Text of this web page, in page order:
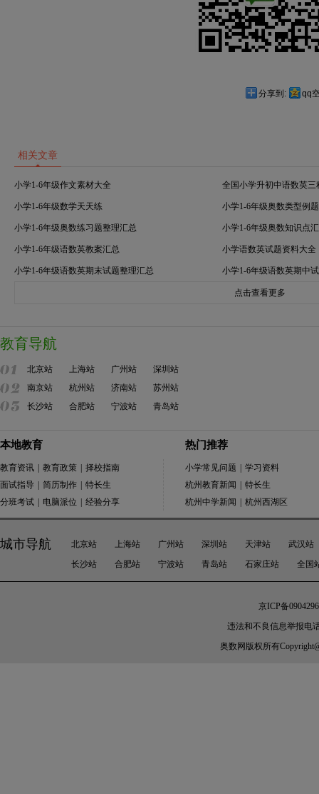
分享到: qq
相关文章
小学1-6年级作文素材大全 全国小学升初中语数英三
小学1-6年级数学天天练 小学1-6年级奥数类型例
小学1-6年级奥数练习题整理汇总 小学1-6年级奥数知识点
小学1-6年级语数英教案汇总 小学语数英试题资料大全
小学1-6年级语数英期末试题整理汇总 小学1-6年级语数英期中
点击查看更多
教育导航
北京站 上海站 广州站
深圳站
南京站
杭州站 济南站
苏州站
长沙站
合肥站 宁波站 青岛站
本地教育
教育资讯 教育政策
择校指南
面试指导
简历制作
特长生
分班考试
电脑派位 经验分享
热门推荐
小学常见问题
学习资料
杭州教育新闻
特长生
杭州中学新闻
杭州西湖区
城市导航 北京站 上海站 广州站 深圳站 天津站
武汉站
长沙站
合肥站 宁波站 青岛站 石家庄站 全国
京ICP备
违法和不良信息举报电
奥数网 版权所有